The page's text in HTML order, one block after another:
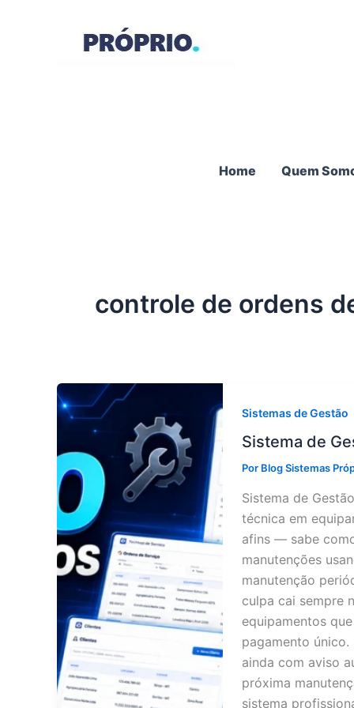
Home Quem
controle de ordens
Sistemas de Gestão
Sistema de
Por Blog Sistemas
Sistema de
técnica em
afins — sabe
manutenções
manutenção
culpa cai sempre
equipamentos
pagamento
ainda com aviso
próxima
sistema